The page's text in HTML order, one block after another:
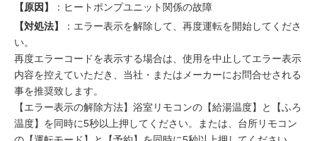
【原因】
：ヒートポンプユニット関係の故障
【対処法】
：エラー表示を解除して、再度運転を開始してくださ
い。
再度エラーコードを表示する場合は、使用を中止してエラー表示
内容を控えていただき、当社・またはメーカーにお問合せされる
事を推奨致します。
【エラー表示の解除方法】浴室リモコンの【給湯温度】と【ふろ
温度】を同時に5秒以上押してください。または、台所リモコン